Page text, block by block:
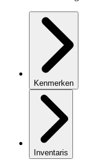
Kenmerken
Inventaris